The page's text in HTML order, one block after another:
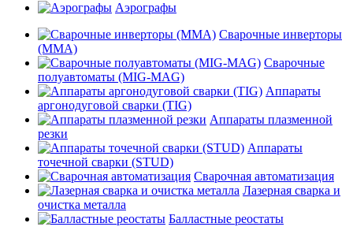
Аэрографы
Сварочные инверторы
(MMA)
Сварочные
полуавтоматы (MIG-MAG)
Аппараты
аргонодуговой сварки (TIG)
Аппараты плазменной
резки
Аппараты
точечной сварки (STUD)
Сварочная автоматизация
Лазерная сварка и
очистка металла
Балластные реостаты